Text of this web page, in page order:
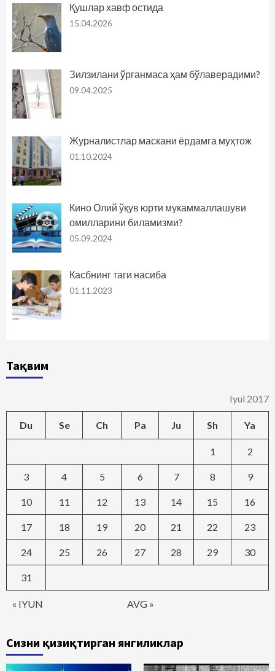
Қушлар хавф остида
15.04.2026
Зилзилани ўрганмаса ҳам бўлаверадими?
09.04.2025
Журналистлар маскани ёрдамга муҳтож
01.10.2024
Кино Олий ўқув юрти мукаммаллашуви
омилларини биламизми?
05.09.2024
Касбнинг таги насиба
01.11.2023
Тақвим
Iyul 2017
Du Se Ch Pa Ju Sh Ya
« IYUN AVG »
1 2
3 4 5 6 7 8 9
10 11 12 13 14 15 16
17 18 19 20 21 22 23
24 25 26 27 28 29 30
31
Сизни қизиқтирган янгиликлар